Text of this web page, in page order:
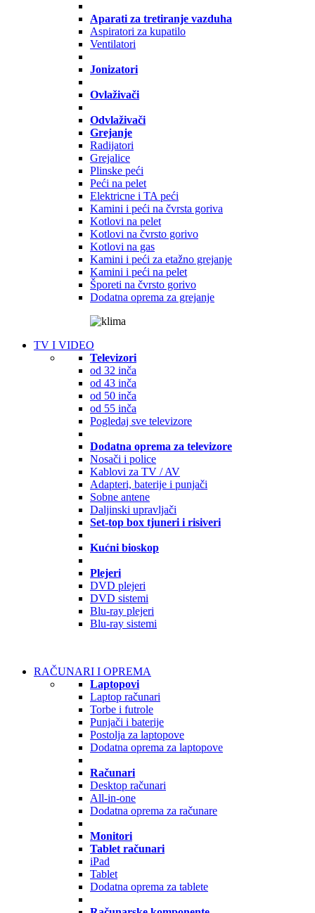
Aparati za tretiranje vazduha
Aspiratori za kupatilo
Ventilatori
Jonizatori
Ovlaživači
Odvlaživači
Grejanje
Radijatori
Grejalice
Plinske peći
Peći na pelet
Elektricne i TA peći
Kamini i peći na čvrsta goriva
Kotlovi na pelet
Kotlovi na čvrsto gorivo
Kotlovi na gas
Kamini i peći za etažno grejanje
Kamini i peći na pelet
Šporeti na čvrsto gorivo
Dodatna oprema za grejanje
TV I VIDEO
Televizori
od 32 inča
od 43 inča
od 50 inča
od 55 inča
Pogledaj sve televizore
Dodatna oprema za televizore
Nosači i police
Kablovi za TV / AV
Adapteri, baterije i punjači
Sobne antene
Daljinski upravljači
Set-top box tjuneri i risiveri
Kućni bioskop
Plejeri
DVD plejeri
DVD sistemi
Blu-ray plejeri
Blu-ray sistemi
RAČUNARI I OPREMA
Laptopovi
Laptop računari
Torbe i futrole
Punjači i baterije
Postolja za laptopove
Dodatna oprema za laptopove
Računari
Desktop računari
All-in-one
Dodatna oprema za računare
Monitori
Tablet računari
iPad
Tablet
Dodatna oprema za tablete